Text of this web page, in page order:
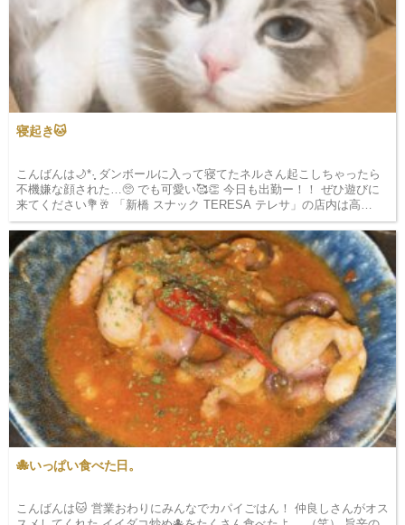
寝起き🐱
こんばんは🌙*·̩͙ ダンボールに入って寝てたネルさん起こしちゃったら
不機嫌な顔された…🥺 でも可愛い🥰👏 今日も出勤ー！！ ぜひ遊びに
来てください💐🥂 「新橋 スナック TERESA テレサ」の店内は高…
🐙いっぱい食べた日。
こんばんは🐱 営業おわりにみんなでカパイごはん！ 仲良しさんがオス